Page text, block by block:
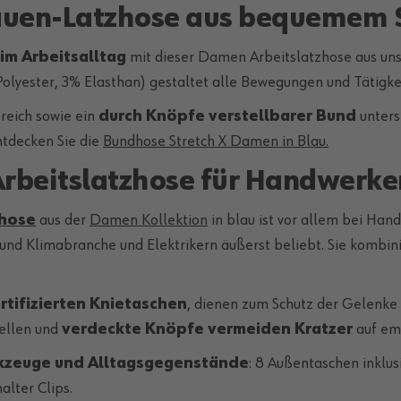
Latzhose aus
Arbeitsalltag mit dieser Damen Arbeitslatzhose aus
3% Elasthan) gestaltet alle Bewegungen und
sowie ein durch Knöpfe verstellbarer Bund
Sie die Bundhose Stretch X Damen in Blau.
für
aus der Damen Kollektion in blau ist vor allem bei
Klimabranche und Elektrikern äußerst beliebt. Sie
Knietaschen, dienen zum Schutz der
und verdeckte Knöpfe vermeiden Kratzer auf
und Alltagsgegenstände: 8 Außentaschen
Clips.